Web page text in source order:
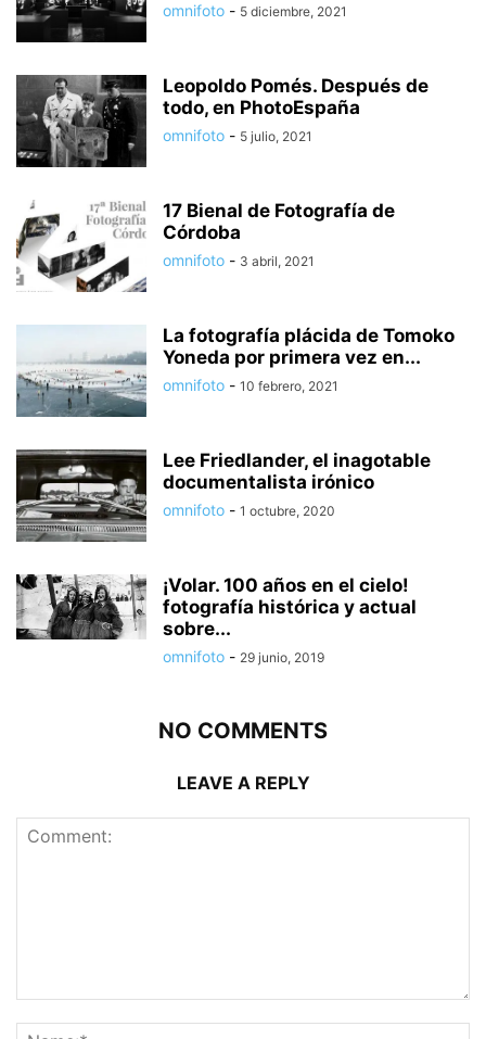
omnifoto - 5 diciembre, 2021
Leopoldo Pomés. Después de
todo, en PhotoEspaña
omnifoto - 5 julio, 2021
17 Bienal de Fotografía de
Córdoba
omnifoto - 3 abril, 2021
La fotografía plácida de Tomoko
Yoneda por primera vez en...
omnifoto - 10 febrero, 2021
Lee Friedlander, el inagotable
documentalista irónico
omnifoto - 1 octubre, 2020
¡Volar. 100 años en el cielo!
fotografía histórica y actual
sobre...
omnifoto - 29 junio, 2019
NO COMMENTS
LEAVE A REPLY